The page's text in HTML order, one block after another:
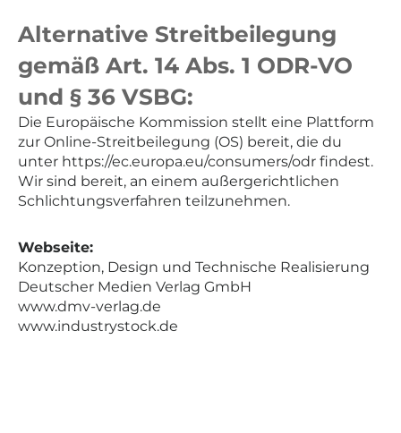
Alternative Streitbeilegung
gemäß Art. 14 Abs. 1 ODR-VO
und § 36 VSBG:
Die Europäische Kommission stellt eine Plattform
zur Online-Streitbeilegung (OS) bereit, die du
unter https://ec.europa.eu/consumers/odr findest.
Wir sind bereit, an einem außergerichtlichen
Schlichtungsverfahren teilzunehmen.
Webseite:
Konzeption, Design und Technische Realisierung
Deutscher Medien Verlag GmbH
www.dmv-verlag.de
www.industrystock.de